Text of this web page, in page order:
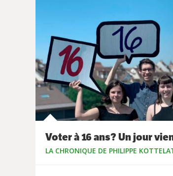
Voter à 16 ans? Un jour
LA CHRONIQUE DE PHILIPPE